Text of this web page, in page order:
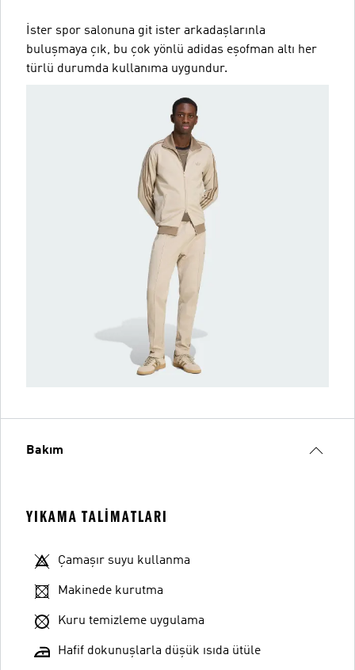
İster spor salonuna git ister arkadaşlarınla
buluşmaya çık, bu çok yönlü adidas eşofman altı her
türlü durumda kullanıma uygundur.
Bakım
YIKAMA TALIMATLARI
Çamaşır suyu kullanma
Makinede kurutma
Kuru temizleme uygulama
Hafif dokunuşlarla düşük ısıda ütüle